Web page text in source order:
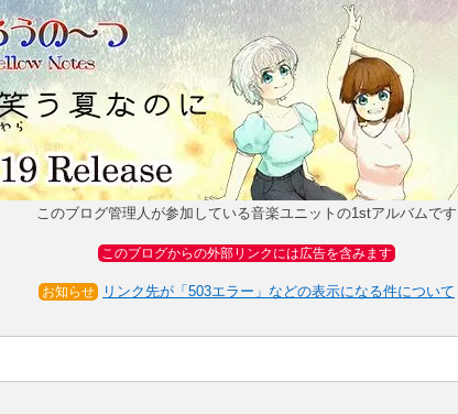
このブログ管理人が参加している音楽ユニットの1stアルバムです
このブログからの外部リンクには広告を含みます
お知らせ リンク先が「503エラー」などの表示になる件について